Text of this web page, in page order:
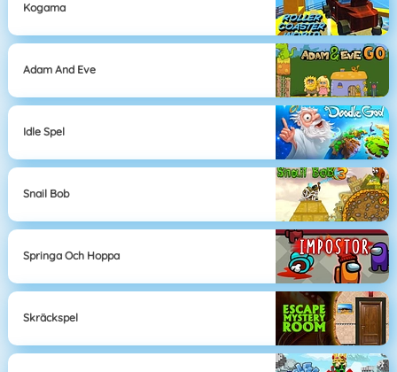
Kogama
Adam And Eve
Idle Spel
Snail Bob
Springa Och Hoppa
Skräckspel